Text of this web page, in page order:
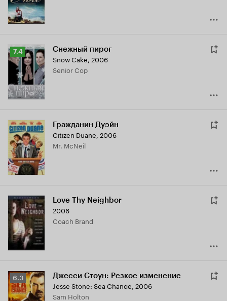
Рейтинг
Кинопоиска
7.4
7.4 Снежный пирог
Snow Cake, 2006
Senior Cop
Гражданин Дуэйн
Citizen Duane, 2006
Mr. McNeil
Love Thy Neighbor
2006
Coach Brand
Рейтинг
Кинопоиска
6.3
6.3 Джесси Стоун: Резкое изменение
Jesse Stone: Sea Change, 2006
Sam Holton